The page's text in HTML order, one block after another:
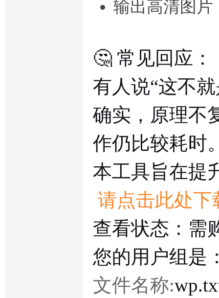
输出高清图片
🤔 常见回应：
有人说“这不
确实，原理不
作仍比较耗时
本工具旨在提
请点击此处下
查看状态：需
您的用户组是
文件名称: